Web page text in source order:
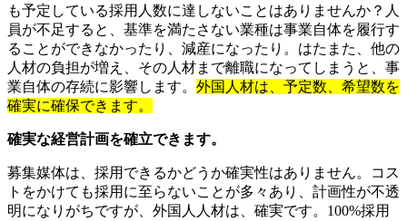
も予定している採用人数に達しないことはありませんか？人
員が不足すると、基準を満たさない業種は事業自体を履行す
ることができなかったり、減産になったり。はたまた、他の
人材の負担が増え、その人材まで離職になってしまうと、事
業自体の存続に影響します。 外国人材は、予定数、希望数を
確実に確保できます。
確実な経営計画を確立できます。
募集媒体は、採用できるかどうか確実性はありません。コス
トをかけても採用に至らないことが多々あり、計画性が不透
明になりがちですが、外国人人材は、確実です。100%採用